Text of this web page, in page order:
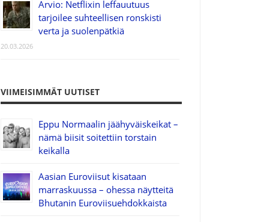
Arvio: Netflixin leffauutuus
tarjoilee suhteellisen ronskisti
verta ja suolenpätkiä
20.03.2026
VIIMEISIMMÄT UUTISET
Eppu Normaalin jäähyväiskeikat –
nämä biisit soitettiin torstain
keikalla
Aasian Euroviisut kisataan
marraskuussa – ohessa näytteitä
Bhutanin Euroviisuehdokkaista